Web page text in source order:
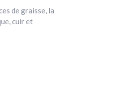
de graisse, la
cuir et